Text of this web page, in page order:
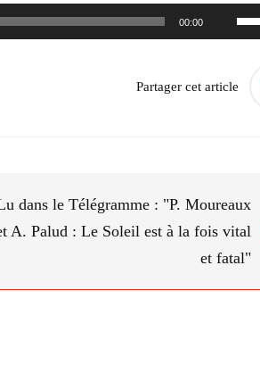
00:00
les
le
Partager cet article
dans le Télégramme : "P. Moureaux
A. Palud : Le Soleil est à la fois vital
et fatal"